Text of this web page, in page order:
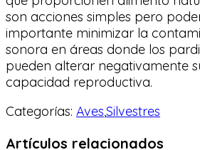
son acciones simples pero
importante minimizar la
sonora en áreas donde los
pueden alterar negativamente
capacidad reproductiva.
Categorías: AvesSilvestres
Artículos relacionados